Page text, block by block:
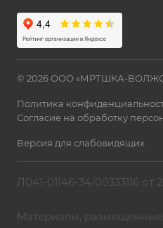
© 2026 ООО «МРТШКА-
Политика
Согласие на обработку
Версия для слабовидящих
Л041-01146-34/00333116 от
Материалы,